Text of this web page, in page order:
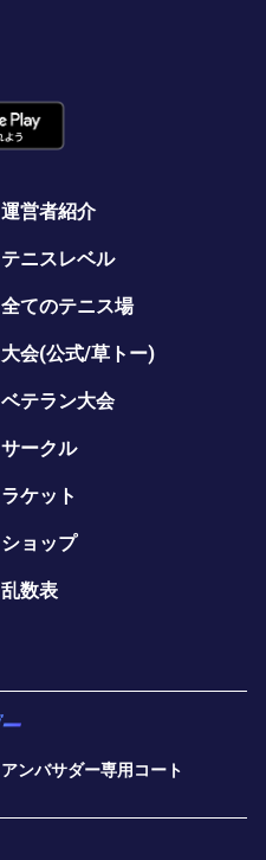
運営者紹介
テニスレベル
全てのテニス場
大会(公式/草トー)
ベテラン大会
サークル
ラケット
ショップ
乱数表
アンバサダー専用コート